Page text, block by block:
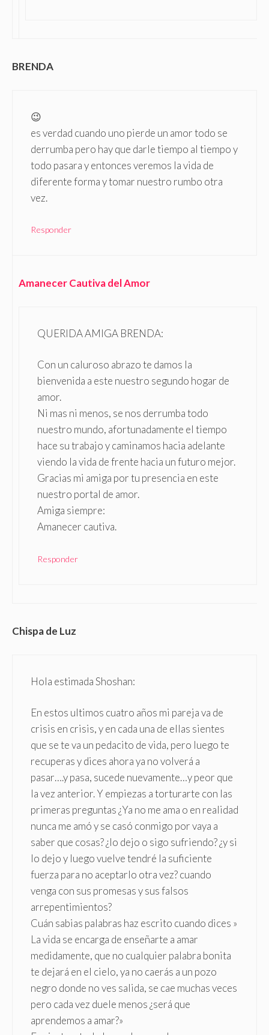
BRENDA
😉
es verdad cuando uno pierde un amor todo se
derrumba pero hay que darle tiempo al tiempo y
todo pasara y entonces veremos la vida de
diferente forma y tomar nuestro rumbo otra
vez.
Responder
Amanecer Cautiva del Amor
QUERIDA AMIGA BRENDA:
Con un caluroso abrazo te damos la
bienvenida a este nuestro segundo hogar de
amor.
Ni mas ni menos, se nos derrumba todo
nuestro mundo, afortunadamente el tiempo
hace su trabajo y caminamos hacia adelante
viendo la vida de frente hacia un futuro mejor.
Gracias mi amiga por tu presencia en este
nuestro portal de amor.
Amiga siempre:
Amanecer cautiva.
Responder
Chispa de Luz
Hola estimada Shoshan:
En estos ultimos cuatro años mi pareja va de
crisis en crisis, y en cada una de ellas sientes
que se te va un pedacito de vida, pero luego te
recuperas y dices ahora ya no volverá a
pasar….y pasa, sucede nuevamente…y peor que
la vez anterior. Y empiezas a torturarte con las
primeras preguntas ¿Ya no me ama o en realidad
nunca me amó y se casó conmigo por vaya a
saber que cosas? ¿lo dejo o sigo sufriendo? ¿y si
lo dejo y luego vuelve tendré la suficiente
fuerza para no aceptarlo otra vez? cuando
venga con sus promesas y sus falsos
arrepentimientos?
Cuán sabias palabras haz escrito cuando dices »
La vida se encarga de enseñarte a amar
medidamente, que no cualquier palabra bonita
te dejará en el cielo, ya no caerás a un pozo
negro donde no ves salida, se cae muchas veces
pero cada vez duele menos ¿será que
aprendemos a amar?»